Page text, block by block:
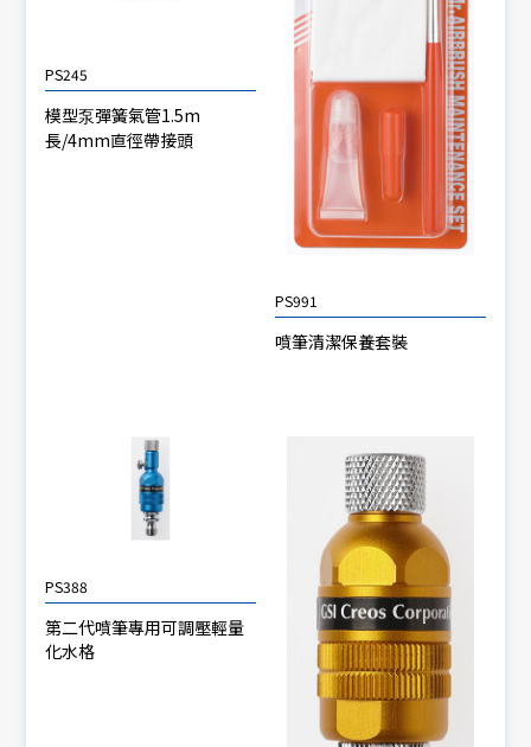
PS245
模型泵彈簧氣管1.5m
長/4mm直徑帶接頭
PS991
噴筆清潔保養套裝
PS388
第二代噴筆專用可調壓輕量
化水格